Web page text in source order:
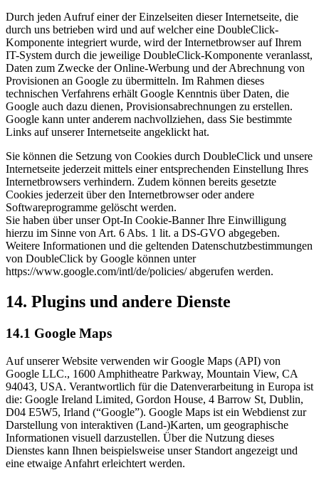
Durch jeden Aufruf einer der Einzelseiten dieser Internetseite, die
durch uns betrieben wird und auf welcher eine DoubleClick-
Komponente integriert wurde, wird der Internetbrowser auf Ihrem
IT-System durch die jeweilige DoubleClick-Komponente veranlasst,
Daten zum Zwecke der Online-Werbung und der Abrechnung von
Provisionen an Google zu übermitteln. Im Rahmen dieses
technischen Verfahrens erhält Google Kenntnis über Daten, die
Google auch dazu dienen, Provisionsabrechnungen zu erstellen.
Google kann unter anderem nachvollziehen, dass Sie bestimmte
Links auf unserer Internetseite angeklickt hat.
Sie können die Setzung von Cookies durch DoubleClick und unsere
Internetseite jederzeit mittels einer entsprechenden Einstellung Ihres
Internetbrowsers verhindern. Zudem können bereits gesetzte
Cookies jederzeit über den Internetbrowser oder andere
Softwareprogramme gelöscht werden.
Sie haben über unser Opt-In Cookie-Banner Ihre Einwilligung
hierzu im Sinne von Art. 6 Abs. 1 lit. a DS-GVO abgegeben.
Weitere Informationen und die geltenden Datenschutzbestimmungen
von DoubleClick by Google können unter
https://www.google.com/intl/de/policies/ abgerufen werden.
14. Plugins und andere Dienste
14.1 Google Maps
Auf unserer Website verwenden wir Google Maps (API) von
Google LLC., 1600 Amphitheatre Parkway, Mountain View, CA
94043, USA. Verantwortlich für die Datenverarbeitung in Europa ist
die: Google Ireland Limited, Gordon House, 4 Barrow St, Dublin,
D04 E5W5, Irland (“Google”). Google Maps ist ein Webdienst zur
Darstellung von interaktiven (Land-)Karten, um geographische
Informationen visuell darzustellen. Über die Nutzung dieses
Dienstes kann Ihnen beispielsweise unser Standort angezeigt und
eine etwaige Anfahrt erleichtert werden.